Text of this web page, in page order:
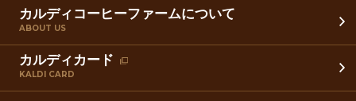
カルディコーヒーファームについて
ABOUT US
カルディカード
KALDI CARD